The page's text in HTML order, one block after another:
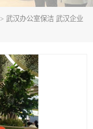
> 武汉办公室保洁 武汉企业